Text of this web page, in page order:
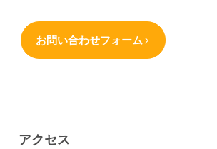
お問い合わせフォーム
アクセス